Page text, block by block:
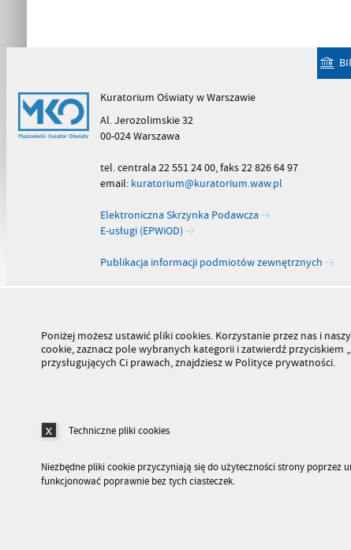
Kuratorium Oświaty w Warszawie
Al. Jerozolimskie 32
00-024 Warszawa
tel. centrala 22 551 24 00, faks 22 826 64 97
email: kuratorium@kuratorium.waw.pl
Elektroniczna Skrzynka Podawcza
E-usługi (EPWiOD)
Publikacja informacji podmiotów zewnętrznych
Poniżej możesz ustawić pliki cookies. Korzystanie przez nas i
cookie, zaznacz pole wybranych kategorii i zatwierdź przyciskiem
przysługujących Ci prawach, znajdziesz w Polityce prywatności.
Techniczne pliki cookies
Niezbędne pliki cookie przyczyniają się do użyteczności strony
funkcjonować poprawnie bez tych ciasteczek.